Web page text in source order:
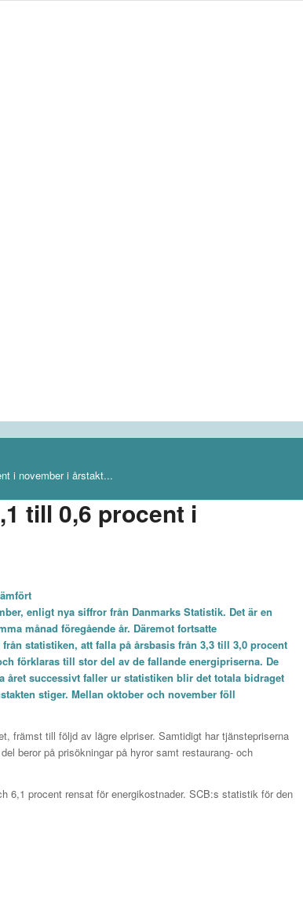
i november i årstakt...
till 0,6 procent i
enligt nya siffror från Danmarks Statistik. Det är en
månad föregående år. Däremot fortsatte
statistiken, att falla på årsbasis från 3,3 till 3,0 procent
förklaras till stor del av de fallande energipriserna. De
året successivt faller ur statistiken blir det totala bidraget
stiger. Mellan oktober och november föll
främst till följd av lägre elpriser. Samtidigt har tjänstepriserna
beror på prisökningar på hyror samt restaurang- och
6,1 procent rensat för energikostnader. SCB:s statistik för den